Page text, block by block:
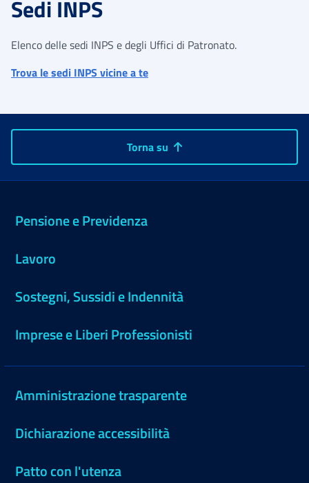
Sedi INPS
Elenco delle sedi INPS e degli Uffici di Patronato.
Trova le sedi INPS vicine a te
Torna su
Pensione e Previdenza
Lavoro
Sostegni, Sussidi e Indennità
Imprese e Liberi Professionisti
Amministrazione trasparente
Dichiarazione accessibilità
Patto con l'utenza